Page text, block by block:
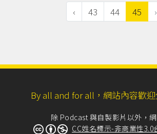
‹ 43 44 45 ›
By all and for all，網站內容歡迎
除 Podcast 與自製影片以外，
CC姓名標示-非商業性3.0